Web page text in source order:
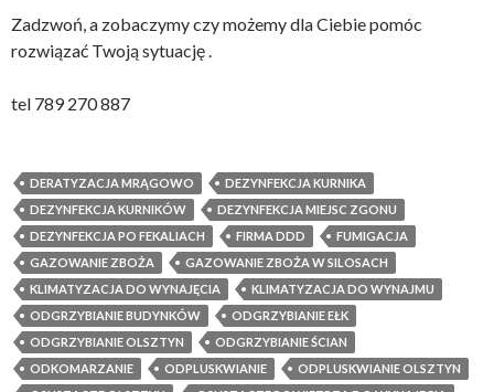
Zadzwoń, a zobaczymy czy możemy dla Ciebie pomóc
rozwiązać Twoją sytuację .
tel 789 270 887
DERATYZACJA MRĄGOWO
DEZYNFEKCJA KURNIKA
DEZYNFEKCJA KURNIKÓW
DEZYNFEKCJA MIEJSC ZGONU
DEZYNFEKCJA PO FEKALIACH
FIRMA DDD
FUMIGACJA
GAZOWANIE ZBOŻA
GAZOWANIE ZBOŻA W SILOSACH
KLIMATYZACJA DO WYNAJĘCIA
KLIMATYZACJA DO WYNAJMU
ODGRZYBIANIE BUDYNKÓW
ODGRZYBIANIE EŁK
ODGRZYBIANIE OLSZTYN
ODGRZYBIANIE ŚCIAN
ODKOMARZANIE
ODPLUSKWIANIE
ODPLUSKWIANIE OLSZTYN